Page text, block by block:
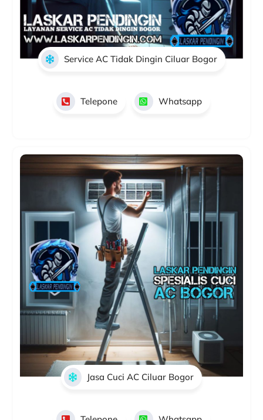
Service AC Tidak Dingin Ciluar Bogor
Telepone Whatsapp
Jasa Cuci AC Ciluar Bogor